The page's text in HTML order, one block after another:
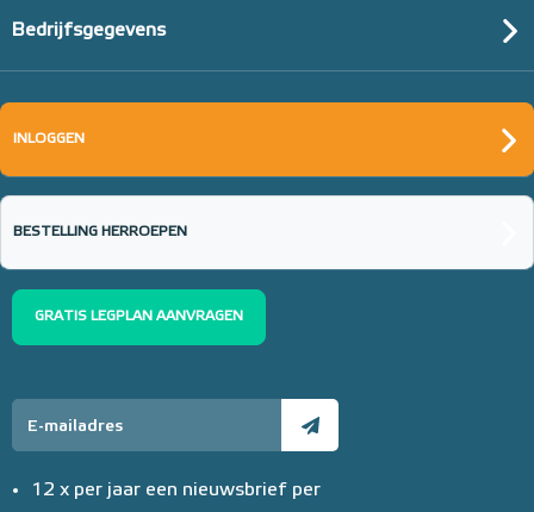
Bedrijfsgegevens
INLOGGEN
BESTELLING HERROEPEN
GRATIS LEGPLAN AANVRAGEN
12 x per jaar een nieuwsbrief per